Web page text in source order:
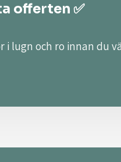
offerten ✅
i lugn och ro innan du